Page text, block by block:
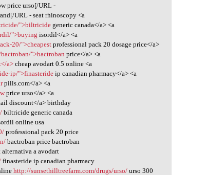
price urso[/URL -
URL - seat rhinoscopy <a
">biltricide generic canada</a> <a
">buying isordil</a> <a
20/">cheapestprofessional pack 20 dosage price</a>
">bactroban price</a> <a
a> cheap avodart 0.5 online <a
ip/">finasteride ip canadian pharmacy</a> <a
pills.com</a> <a
price urso</a> <a
discount</a> birthday
biltricide generic canada
online usa
professional pack 20 price
bactroban price bactroban
alternativa a avodart
finasteride ip canadian pharmacy
http://sunsethilltreefarm.com/drugs/urso/ urso 300